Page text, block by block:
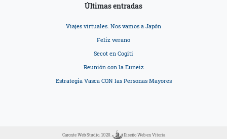
Últimas entradas
Viajes virtuales. Nos vamos a Japón
Feliz verano
Secot en Cogiti
Reunión con la Euneiz
Estrategia Vasca CON las Personas Mayores
Caronte Web Studio. 2020. Diseño Web en Vitoria